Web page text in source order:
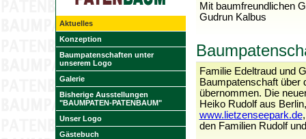
Aktuelles
Konzeption
Baumpatenschaften unter
unserem Logo
Galerie
Bisherige Ausstellungen
"BAUMPATEN-PATENBAUM"
Unser Logo
Gästebuch
Mit baumfreundlichen
Gudrun Kalbus
Familie Edeltraud und
Baumpatenschaft über
übernommen. Die
Heiko Rudolf aus
www.lietzenseepark.de
den Familien Rudolf